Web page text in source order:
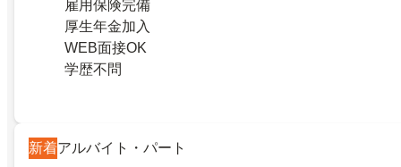
雇用保険完備
厚生年金加入
WEB面接OK
学歴不問
新着アルバイト・パート